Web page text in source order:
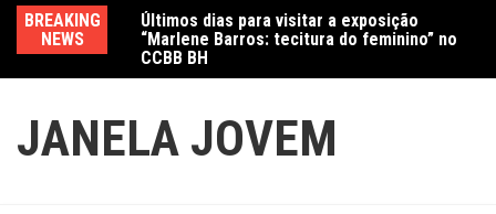
conteúdo
BREAKING
NEWS
Últimos dias para visitar a exposição
“Marlene Barros: tecitura do feminino” no
CCBB BH
Amanda Mangili transforma beleza e
JANELA JOVEM